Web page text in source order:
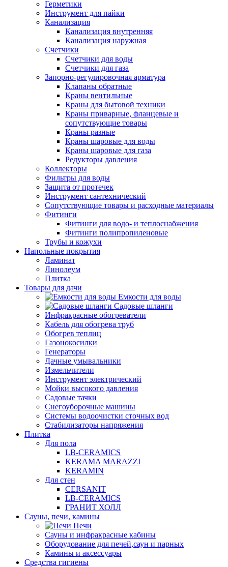
Герметики
Инструмент для пайки
Канализация
Канализация внутренняя
Канализация наружная
Счетчики
Счетчики для воды
Счетчики для газа
Запорно-регулировочная арматура
Клапаны обратные
Краны вентильные
Краны для бытовой техники
Краны приварные, фланцевые и
сопутствующие товары
Краны разные
Краны шаровые для воды
Краны шаровые для газа
Редукторы давления
Коллекторы
Фильтры для воды
Защита от протечек
Инструмент сантехнический
Сопутствующие товары и расходные материалы
Фитинги
Фитинги для водо- и теплоснабжения
Фитинги полипропиленовые
Трубы и кожухи
Напольные покрытия
Ламинат
Линолеум
Плитка
Товары для дачи
Емкости для воды
Садовые шланги
Инфракрасные обогреватели
Кабель для обогрева труб
Обогрев теплиц
Газонокосилки
Генераторы
Дачные умывальники
Измельчители
Инструмент электрический
Мойки высокого давления
Садовые тачки
Снегоуборочные машины
Системы водоочистки сточных вод
Стабилизаторы напряжения
Плитка
Для пола
LB-CERAMICS
KERAMA MARAZZI
KERAMIN
Для стен
CERSANIT
LB-CERAMICS
ГРАНИТ ХОЛЛ
Сауны, печи, камины
Печи
Сауны и инфракрасные кабины
Оборудование для печей,саун и парных
Камины и аксессуары
Средства гигиены